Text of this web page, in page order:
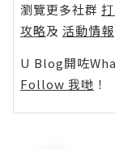
瀏覽更多社群
攻略及 活動情報
U Blog開咗
Follow 我哋 ！